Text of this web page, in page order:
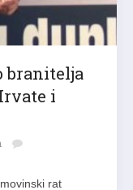
branitelja
i
rat